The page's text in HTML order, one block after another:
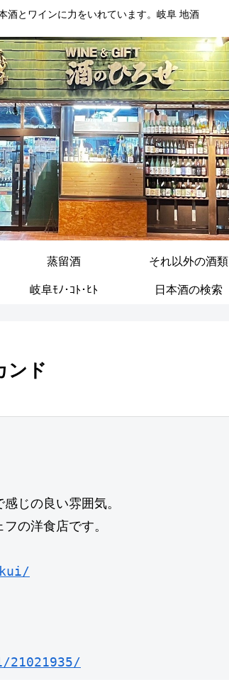
酒とワインに力をいれています。岐阜 地酒
蒸留酒 それ以外の酒類
岐阜ﾓﾉ･ｺﾄ･ﾋﾄ 日本酒の検索
ンド
じの良い雰囲気。
の洋食店です。